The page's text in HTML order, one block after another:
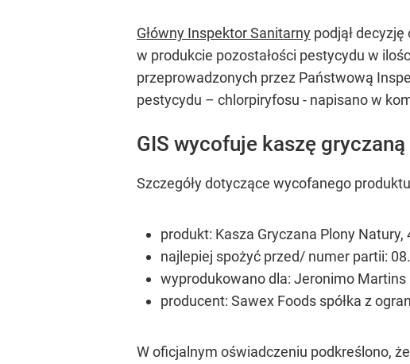
Główny Inspektor Sanitarny podjął
w produkcie pozostałości pestycydu w
przeprowadzonych przez Państwową
pestycydu – chlorpiryfosu - napisano w
GIS wycofuje kaszę
Szczegóły dotyczące wycofanego
produkt: Kasza Gryczana Plony Natury,
najlepiej spożyć przed/ numer partii:
wyprodukowano dla: Jeronimo Martins
producent: Sawex Foods spółka z
W oficjalnym oświadczeniu podkreślono,